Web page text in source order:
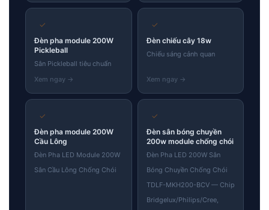
✓
Đèn pha module 200W
Pickleball
Sân Pickleball tiêu chuẩn
✓
Đèn chiếu cây 18w
Chiếu sáng cảnh quan
✓
Đèn pha module 200W
Cầu Lông
Đèn Pha LED Module 200W
Sân Cầu Lông Chống Chói
✓
Đèn sân bóng chuyền
200w module chống chói
Đèn Pha LED 200W Sân
Bóng Chuyền Chống Chói
TDLF-MKH200-BCV — Chip
Bridgelux/Philips/Cree,